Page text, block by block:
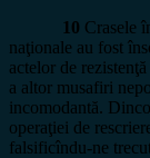
10 Crasele
naţionale au fost
actelor de
a altor musafiri
incomodantă.
operaţiei de
falsificîndu-ne